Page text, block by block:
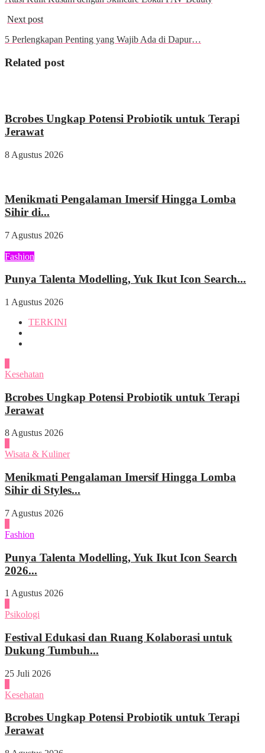
Next post
5 Perlengkapan Penting yang Wajib Ada di Dapur…
Related post
Bcrobes Ungkap Potensi Probiotik untuk Terapi
Jerawat
8 Agustus 2026
Menikmati Pengalaman Imersif Hingga Lomba
Sihir di...
7 Agustus 2026
Fashion
Punya Talenta Modelling, Yuk Ikut Icon Search...
1 Agustus 2026
TERKINI
Kesehatan
Bcrobes Ungkap Potensi Probiotik untuk Terapi
Jerawat
8 Agustus 2026
Wisata & Kuliner
Menikmati Pengalaman Imersif Hingga Lomba
Sihir di Styles...
7 Agustus 2026
Fashion
Punya Talenta Modelling, Yuk Ikut Icon Search
2026...
1 Agustus 2026
Psikologi
Festival Edukasi dan Ruang Kolaborasi untuk
Dukung Tumbuh...
25 Juli 2026
Kesehatan
Bcrobes Ungkap Potensi Probiotik untuk Terapi
Jerawat